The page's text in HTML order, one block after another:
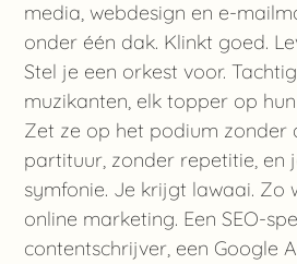
media, webdesign en e-
onder één dak. Klinkt goed.
Stel je een orkest voor.
muzikanten, elk topper op
Zet ze op het podium zonder
partituur, zonder repetitie, en
symfonie. Je krijgt lawaai. Zo
online marketing. Een SEO-
contentschrijver, een Google